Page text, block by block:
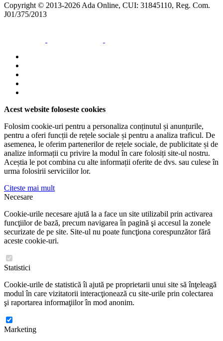
Copyright © 2013-2026 Ada Online, CUI: 31845110, Reg. Com.
J01/375/2013
Acest website foloseste cookies
Folosim cookie-uri pentru a personaliza conținutul și anunțurile,
pentru a oferi funcții de rețele sociale și pentru a analiza traficul. De
asemenea, le oferim partenerilor de rețele sociale, de publicitate și de
analize informații cu privire la modul în care folosiți site-ul nostru.
Aceștia le pot combina cu alte informații oferite de dvs. sau culese în
urma folosirii serviciilor lor.
Citeste mai mult
Necesare
Cookie-urile necesare ajută la a face un site utilizabil prin activarea
funcţiilor de bază, precum navigarea în pagină şi accesul la zonele
securizate de pe site. Site-ul nu poate funcţiona corespunzător fără
aceste cookie-uri.
Statistici
Cookie-urile de statistică îi ajută pe proprietarii unui site să înţeleagă
modul în care vizitatorii interacţionează cu site-urile prin colectarea
şi raportarea informaţiilor în mod anonim.
Marketing